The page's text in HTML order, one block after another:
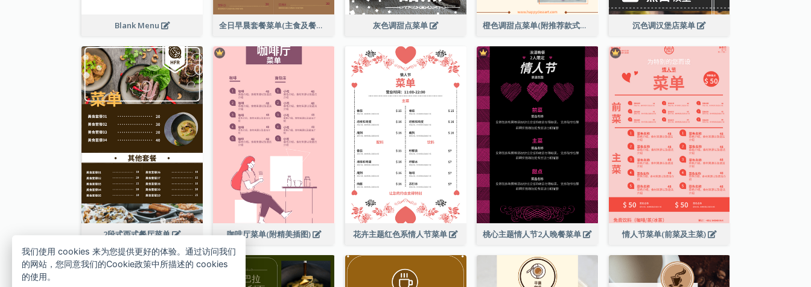
Blank Menu 全日早晨套餐菜单(主食及餐饮) 灰色调甜点菜单 橙色调甜点菜单(附推荐款式图片) 沉色调汉堡店菜单
2段式西式餐厅菜单 咖啡厅菜单(附精美插图) 花卉主题红色系情人节菜单 桃心主题情人节2人晚餐菜单 情人节菜单(前菜及主菜)
我们使用 cookies 来为您提供更好的体验。通过访问我们
的网站，您同意我们的Cookie政策中所描述的 cookies
的使用。